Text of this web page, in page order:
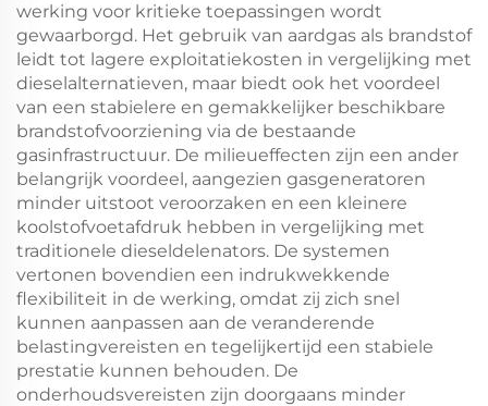
werking voor kritieke toepassingen wordt
gewaarborgd. Het gebruik van aardgas als brandstof
leidt tot lagere exploitatiekosten in vergelijking met
dieselalternatieven, maar biedt ook het voordeel
van een stabielere en gemakkelijker beschikbare
brandstofvoorziening via de bestaande
gasinfrastructuur. De milieueffecten zijn een ander
belangrijk voordeel, aangezien gasgeneratoren
minder uitstoot veroorzaken en een kleinere
koolstofvoetafdruk hebben in vergelijking met
traditionele dieseldelenators. De systemen
vertonen bovendien een indrukwekkende
flexibiliteit in de werking, omdat zij zich snel
kunnen aanpassen aan de veranderende
belastingvereisten en tegelijkertijd een stabiele
prestatie kunnen behouden. De
onderhoudsvereisten zijn doorgaans minder